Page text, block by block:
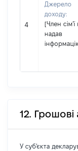
4
Джерело
доходу:
[Член сім'ї
надав
12. Грошові
У суб'єкта